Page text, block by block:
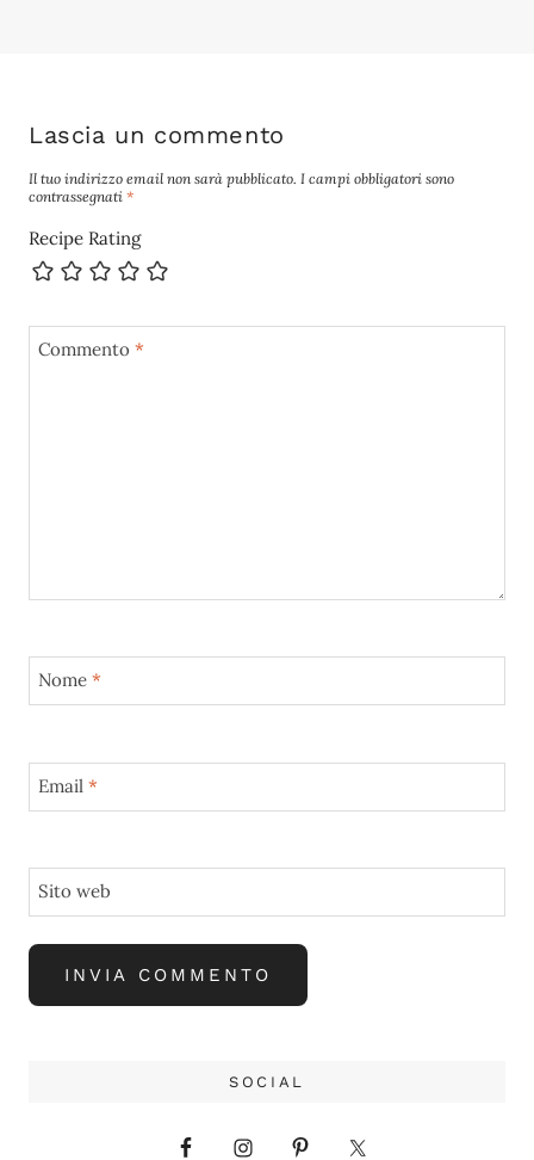
Lascia un commento
Il tuo indirizzo email non sarà pubblicato. I campi obbligatori sono
contrassegnati *
Recipe Rating
Commento *
Nome *
Email *
Sito web
SOCIAL